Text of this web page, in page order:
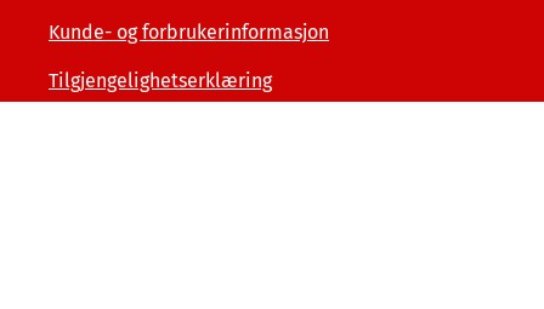
Kunde- og forbrukerinformasjon
Tilgjengelighetserklæring